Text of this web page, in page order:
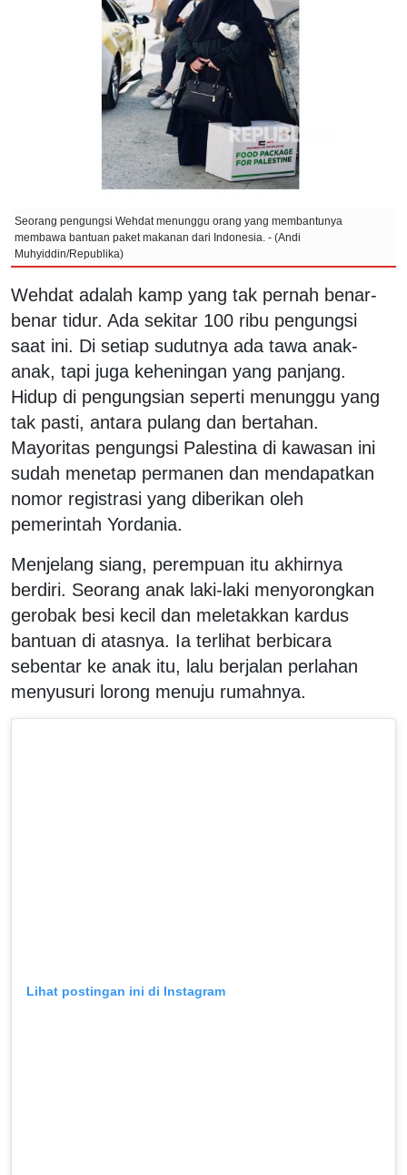
Seorang pengungsi Wehdat menunggu orang yang membantunya
membawa bantuan paket makanan dari Indonesia. - (Andi
Muhyiddin/Republika)
Wehdat adalah kamp yang tak pernah benar-
benar tidur. Ada sekitar 100 ribu pengungsi
saat ini. Di setiap sudutnya ada tawa anak-
anak, tapi juga keheningan yang panjang.
Hidup di pengungsian seperti menunggu yang
tak pasti, antara pulang dan bertahan.
Mayoritas pengungsi Palestina di kawasan ini
sudah menetap permanen dan mendapatkan
nomor registrasi yang diberikan oleh
pemerintah Yordania.
Menjelang siang, perempuan itu akhirnya
berdiri. Seorang anak laki-laki menyorongkan
gerobak besi kecil dan meletakkan kardus
bantuan di atasnya. Ia terlihat berbicara
sebentar ke anak itu, lalu berjalan perlahan
menyusuri lorong menuju rumahnya.
Lihat postingan ini di Instagram